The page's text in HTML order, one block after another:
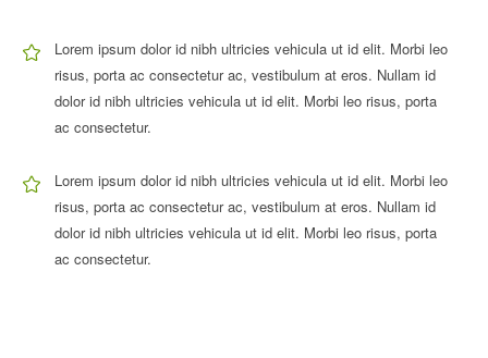
Lorem ipsum dolor id nibh ultricies vehicula ut id elit. Morbi leo
risus, porta ac consectetur ac, vestibulum at eros. Nullam id
dolor id nibh ultricies vehicula ut id elit. Morbi leo risus, porta
ac consectetur.
Lorem ipsum dolor id nibh ultricies vehicula ut id elit. Morbi leo
risus, porta ac consectetur ac, vestibulum at eros. Nullam id
dolor id nibh ultricies vehicula ut id elit. Morbi leo risus, porta
ac consectetur.